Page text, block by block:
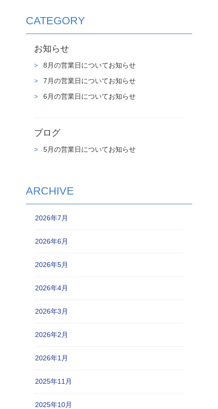
CATEGORY
お知らせ
8月の営業日についてお知らせ
7月の営業日についてお知らせ
6月の営業日についてお知らせ
ブログ
5月の営業日についてお知らせ
ARCHIVE
2026年7月
2026年6月
2026年5月
2026年4月
2026年3月
2026年2月
2026年1月
2025年11月
2025年10月